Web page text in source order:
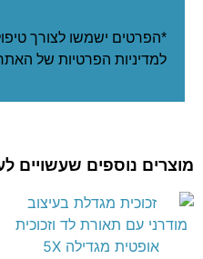
*הפרטים ישמשו לצורך
למדיניות הפרטיות של
מוצרים נוספים שעשויים